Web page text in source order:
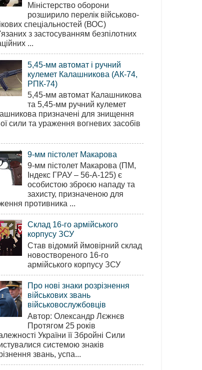
Міністерство оборони
розширило перелік військово-
спеціальностей (ВОС)
з застосуванням безпілотних
...
5,45-мм автомат і ручний
кулемет Калашникова (АК-74,
РПК-74)
5,45-мм автомат Калашникова
та 5,45-мм ручний кулемет
призначені для знищення
сили та ураження вогневих засобів
9-мм пістолет Макарова
9-мм пістолет Макарова (ПМ,
Індекс ГРАУ – 56-А-125) є
особистою зброєю нападу та
захисту, призначеною для
противника ...
Склад 16-го армійського
корпусу ЗСУ
Став відомий ймовірний склад
новоствореного 16-го
армійського корпусу ЗСУ
Про нові знаки розрізнення
військових звань
військовослужбовців
Автор: Олександр Лєжнєв
Протягом 25 років
України її Збройні Сили
системою знаків
звань, успа...